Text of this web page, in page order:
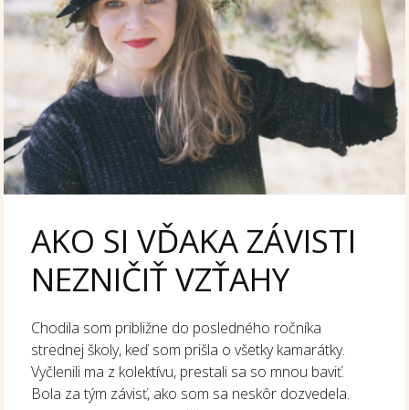
AKO SI VĎAKA ZÁVISTI
NEZNIČIŤ VZŤAHY
Chodila som približne do posledného ročníka
strednej školy, keď som prišla o všetky kamarátky.
Vyčlenili ma z kolektívu, prestali sa so mnou baviť.
Bola za tým závisť, ako som sa neskôr dozvedela.